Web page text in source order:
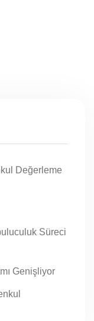
Değerleme
Süreci
Genişliyor